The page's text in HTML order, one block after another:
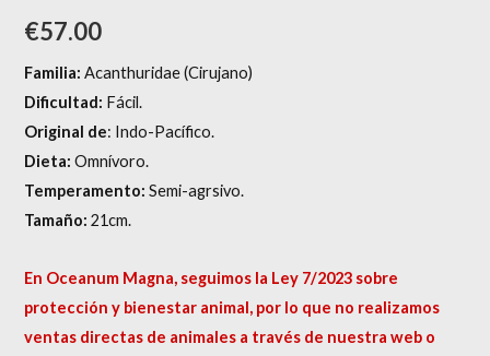
€57.00
Familia: Acanthuridae (Cirujano)
Dificultad: Fácil.
Original de: Indo-Pacífico.
Dieta: Omnívoro.
Temperamento: Semi-agrsivo.
Tamaño: 21cm.
En Oceanum Magna, seguimos la Ley 7/2023 sobre
protección y bienestar animal, por lo que no realizamos
ventas directas de animales a través de nuestra web o